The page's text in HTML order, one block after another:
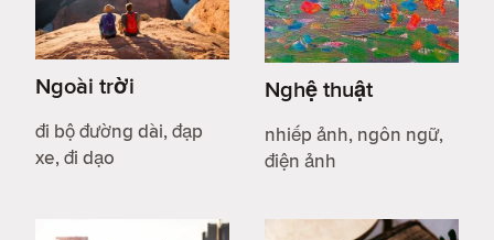
Ngoài trời
đi bộ đường dài, đạp
xe, đi dạo
Nghệ thuật
nhiếp ảnh, ngôn ngữ,
điện ảnh